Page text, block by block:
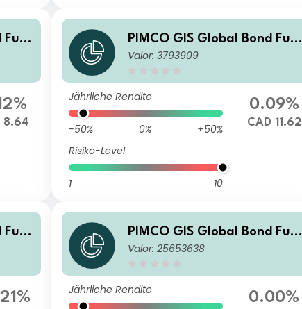
Fun
8.64
PIMCO GIS Global Bond Fun
d Institutional CAD (Hedged)
Valor: 3793909
Jährliche Rendite
-50% 0%
+50%
Risiko-Level
1 10
0.09%
CAD 11.62
Fun
PIMCO GIS Global Bond Fun
d T Class USD Income
Valor: 25653638
Jährliche Rendite 0.00%